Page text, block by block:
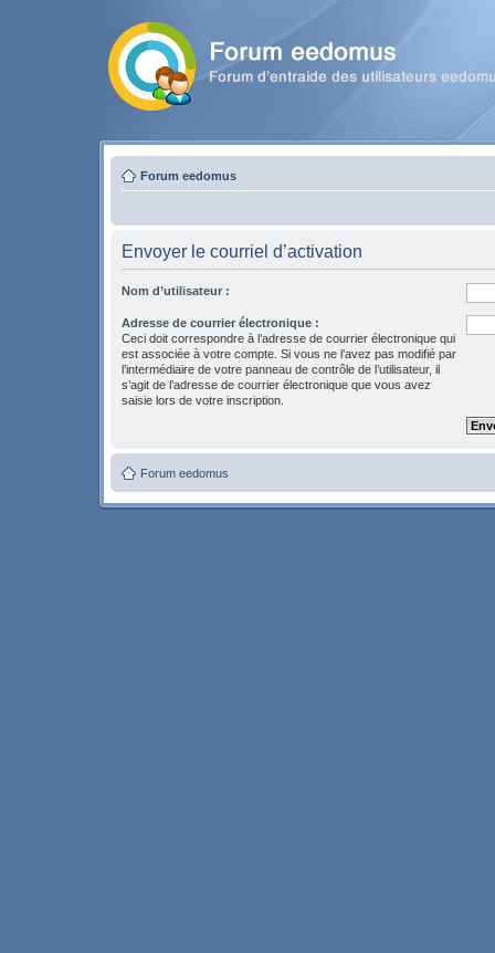
Forum eedomus
Envoyer le courriel d’activation
Nom d’utilisateur :
Adresse de courrier électronique :
Ceci doit correspondre à l’adresse de courrier électronique qui
est associée à votre compte. Si vous ne l’avez pas modifié par
l’intermédiaire de votre panneau de contrôle de l’utilisateur, il
s’agit de l’adresse de courrier électronique que vous avez
saisie lors de votre inscription.
Forum eedomus